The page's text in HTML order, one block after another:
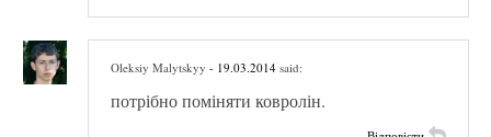
Oleksiy Malytskyy - 19.03.2014 said:
потрібно поміняти ковролін.